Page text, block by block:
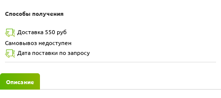
Способы получения
Доставка 550 руб
Самовывоз недоступен
Дата поставки по запросу
Описание